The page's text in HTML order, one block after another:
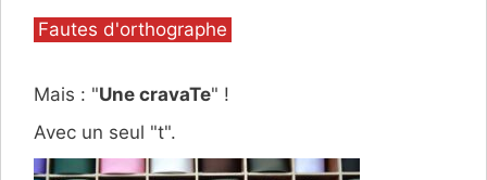
Catégories
Fautes d'orthographe
Mais : "Une cravaTe" !
Avec un seul "t".